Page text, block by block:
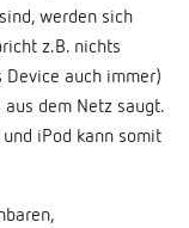
werden sich
z.B. nichts
Device auch immer)
dem Netz saugt.
und iPod kann somit